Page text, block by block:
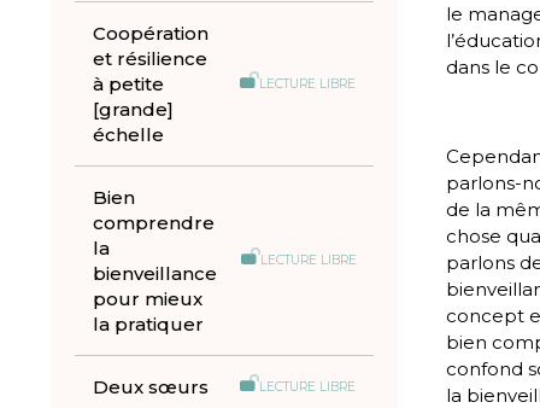
Coopération
et résilience
à petite
[grande]
échelle
LECTURE LIBRE
Bien
comprendre
la
bienveillance
pour mieux
la pratiquer
LECTURE LIBRE
Deux sœurs LECTURE LIBRE
le
dans le
parlons-
de la
chose
parlons
concept
bien
confond
la